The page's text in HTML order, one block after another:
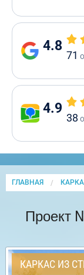
4.8
71
4.9
38
ГЛАВНАЯ
Проект
КАРКАС ИЗ